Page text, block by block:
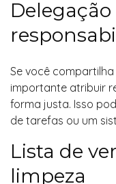
Delegação
Se você
importante atribuir
forma justa. Isso
de tarefas ou um
Lista de
limpeza